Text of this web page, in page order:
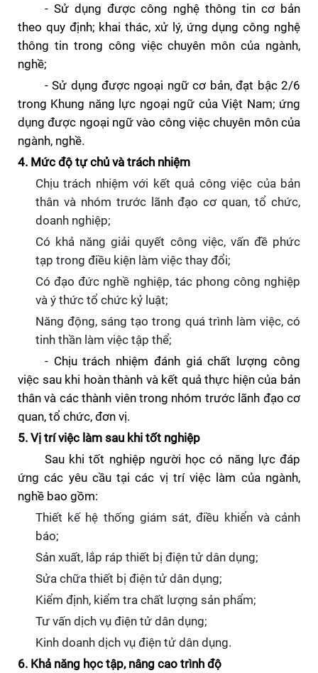
- Sử dụng được công nghệ thông tin cơ bản
theo quy định; khai thác, xử lý, ứng dụngcông nghệ
thông tin trong công việc chuyên môn của ngành,
nghề;
-Sử dụng được ngoại ngữ cơ bản, đạt bậc 2/6
trong Khung năng lực ngoại ngữ của Việt Nam; ứng
dụng được ngoại ngữ vào công việc chuyên môn của
ngành, nghề.
4. Mức độ tự chủ và trách nhiệm
Chịu trách nhiệm với kết quả công việc của bản
thân và nhóm trước lãnh đạo cơ quan, tổ chức,
doanh nghiệp;
Có khả năng giải quyết công việc, vấn đề phức
tạp trong điều kiện làm việc thay đổi;
Có đạo đức nghề nghiệp, tác phong công nghiệp
và ý thức tổ chức kỷ luật;
Năng động, sáng tạo trong quá trình làm việc, có
tinh thần làm việc tập thể;
- Chịu trách nhiệm đánh giá chất lượng công
việc sau khi hoàn thành và kết quả thực hiện của bản
thân và các thành viên trong nhóm trước lãnh đạo cơ
quan, tổ chức, đơn vị.
5. Vị trí việc làm sau khi tốt nghiệp
Sau khi tốt nghiệp người học có năng lực đáp
ứng các yêu cầu tại các vị trí việc làm của ngành,
nghề bao gồm:
Thiết kế hệ thống giám sát, điều khiển và cảnh
báo;
Sản xuất, lắp ráp thiết bị điện tử dân dụng;
Sửa chữa thiết bị điện tử dân dụng;
Kiểm định, kiểm tra chất lượng sản phẩm;
Tư vấn dịch vụ điện tử dân dụng;
Kinh doanh dịch vụ điện tử dân dụng.
6. Khả năng học tập, nâng cao trình độ